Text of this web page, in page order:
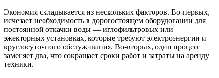
Экономия складывается из нескольких факторов. Во-первых,
исчезает необходимость в дорогостоящем оборудовании для
постоянной откачки воды — иглофильтровых или
эжекторных установках, которые требуют электроэнергии и
круглосуточного обслуживания. Во-вторых, один процесс
заменяет два, что сокращает сроки работ и затраты на аренду
техники.